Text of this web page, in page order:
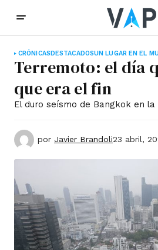
CRÓNICASDESTACADOSUN LUGAR EN EL
Terremoto: el día
que era el fin
El duro seísmo de Bangkok en la
por Javier Brandoli23 abril,